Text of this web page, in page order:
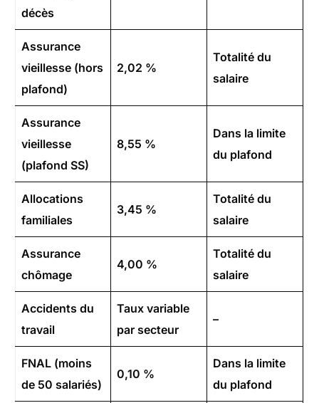
décès
Assurance
vieillesse (hors
plafond)
2,02 %
Totalité du
salaire
Assurance
vieillesse
(plafond SS)
8,55 %
Dans la limite
du plafond
Allocations
familiales
3,45 %
Totalité du
salaire
Assurance
chômage
4,00 %
Totalité du
salaire
Accidents du
travail
Taux variable
par secteur
–
FNAL (moins
de 50 salariés)
0,10 %
Dans la limite
du plafond